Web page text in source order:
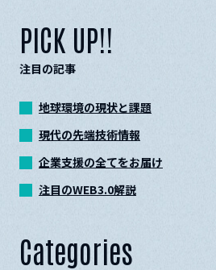
PICK UP!!
注目の記事
地球環境の現状と課題
現代の先端技術情報
企業支援の全てをお届け
注目のWEB3.0解説
Categories